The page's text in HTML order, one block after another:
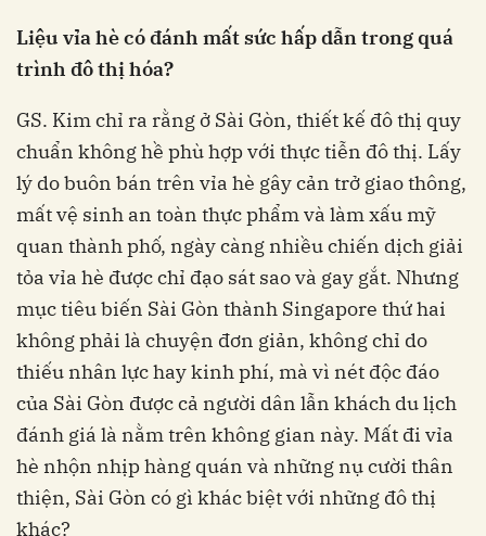
Liệu vỉa hè có đánh mất sức hấp dẫn trong quá
trình đô thị hóa?
GS. Kim chỉ ra rằng ở Sài Gòn, thiết kế đô thị quy
chuẩn không hề phù hợp với thực tiễn đô thị. Lấy
lý do buôn bán trên vỉa hè gây cản trở giao thông,
mất vệ sinh an toàn thực phẩm và làm xấu mỹ
quan thành phố, ngày càng nhiều chiến dịch giải
tỏa vỉa hè được chỉ đạo sát sao và gay gắt. Nhưng
mục tiêu biến Sài Gòn thành Singapore thứ hai
không phải là chuyện đơn giản, không chỉ do
thiếu nhân lực hay kinh phí, mà vì nét độc đáo
của Sài Gòn được cả người dân lẫn khách du lịch
đánh giá là nằm trên không gian này. Mất đi vỉa
hè nhộn nhịp hàng quán và những nụ cười thân
thiện, Sài Gòn có gì khác biệt với những đô thị
khác?